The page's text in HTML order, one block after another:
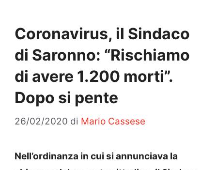
Coronavirus, il Sindaco
di Saronno: “Rischiamo
di avere 1.200 morti”.
Dopo si pente
26/02/2020 di Mario Cassese
Nell’ordinanza in cui si annunciava la